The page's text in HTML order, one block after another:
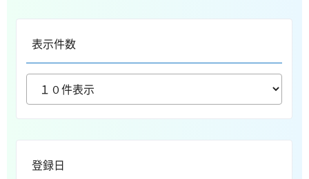
表示件数
登録日